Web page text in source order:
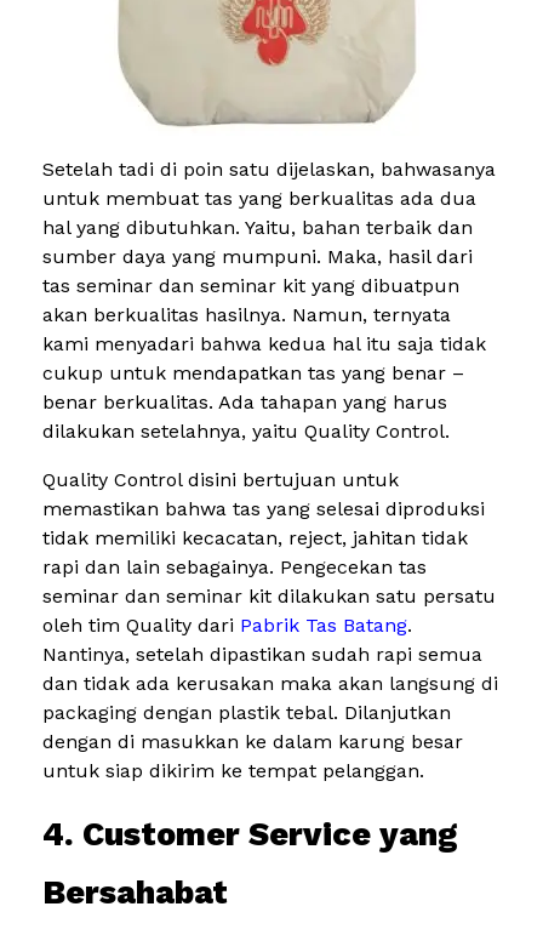
Setelah tadi di poin satu dijelaskan, bahwasanya
untuk membuat tas yang berkualitas ada dua
hal yang dibutuhkan. Yaitu, bahan terbaik dan
sumber daya yang mumpuni. Maka, hasil dari
tas seminar dan seminar kit yang dibuatpun
akan berkualitas hasilnya. Namun, ternyata
kami menyadari bahwa kedua hal itu saja tidak
cukup untuk mendapatkan tas yang benar –
benar berkualitas. Ada tahapan yang harus
dilakukan setelahnya, yaitu Quality Control.
Quality Control disini bertujuan untuk
memastikan bahwa tas yang selesai diproduksi
tidak memiliki kecacatan, reject, jahitan tidak
rapi dan lain sebagainya. Pengecekan tas
seminar dan seminar kit dilakukan satu persatu
oleh tim Quality dari Pabrik Tas Batang.
Nantinya, setelah dipastikan sudah rapi semua
dan tidak ada kerusakan maka akan langsung di
packaging dengan plastik tebal. Dilanjutkan
dengan di masukkan ke dalam karung besar
untuk siap dikirim ke tempat pelanggan.
4. Customer Service yang
Bersahabat